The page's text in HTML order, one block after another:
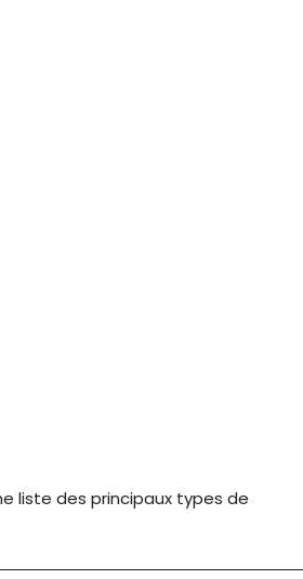
liste des principaux types de